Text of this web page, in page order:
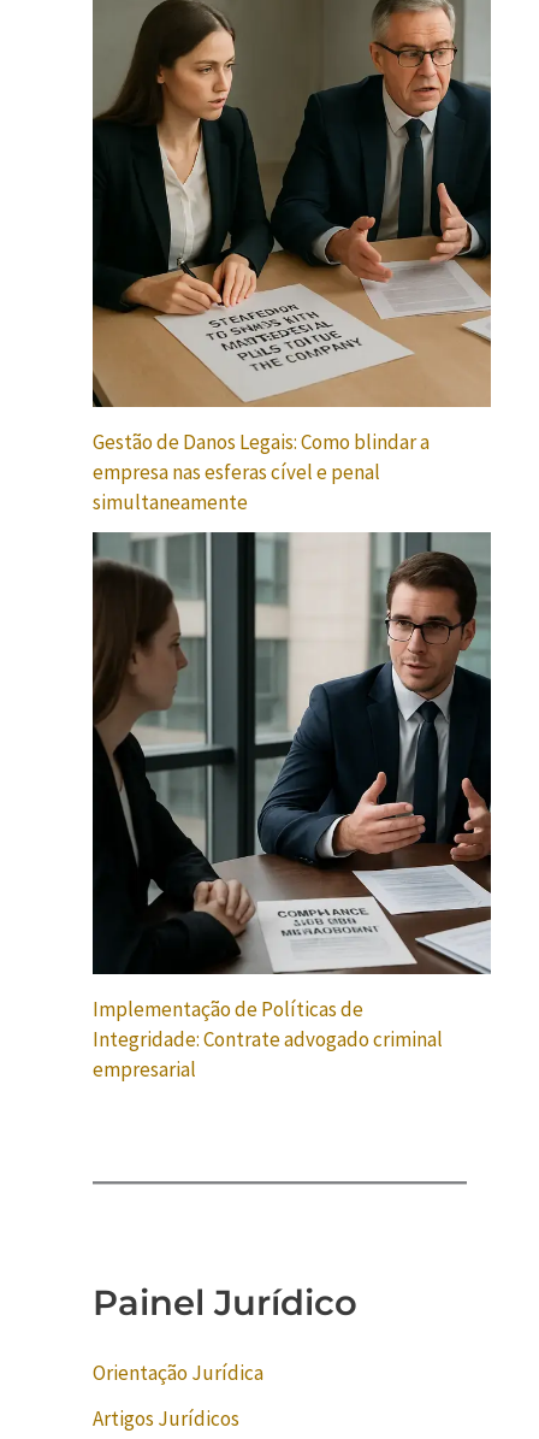
Gestão de Danos Legais: Como blindar a
empresa nas esferas cível e penal
simultaneamente
Implementação de Políticas de
Integridade: Contrate advogado criminal
empresarial
Painel Jurídico
Orientação Jurídica
Artigos Jurídicos